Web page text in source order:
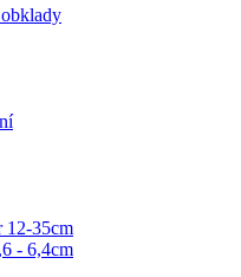
12-35cm
- 6,4cm